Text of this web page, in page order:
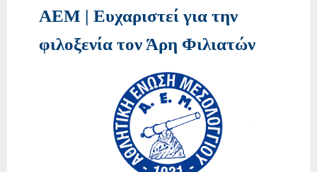
ΑΕΜ | Ευχαριστεί για την
φιλοξενία τον Άρη Φιλιατών